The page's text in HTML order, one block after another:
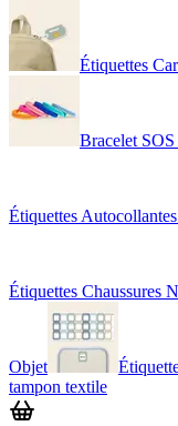
Étiquettes
Bracelet
Étiquettes
Étiquettes Chaussures
Objet
tampon textile